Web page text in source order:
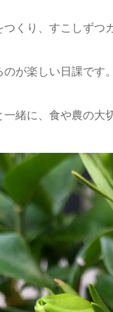
くり、すこしずつ
が楽しい日課です。
緒に、食や農の大